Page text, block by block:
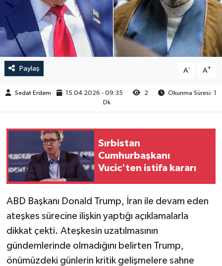
Paylaş A- A+
Sedat Erdem 15.04.2026 - 09:35 2
Okunma Süresi: 1
Dk
Sırbistan
Cumhurbaşkanı
Vucic'ten istifa kararı
ABD Başkanı Donald Trump, İran ile devam eden
ateşkes sürecine ilişkin yaptığı açıklamalarla
dikkat çekti. Ateşkesin uzatılmasının
gündemlerinde olmadığını belirten Trump,
önümüzdeki günlerin kritik gelişmelere sahne